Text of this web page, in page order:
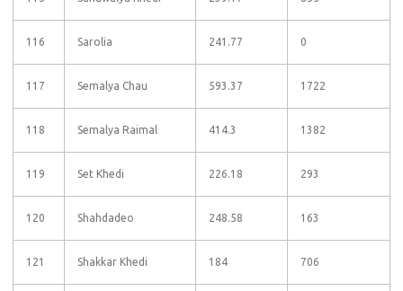
116 Sarolia 241.77 0
117 Semalya Chau 593.37 1722
118 Semalya Raimal 414.3 1382
119 Set Khedi 226.18 293
120 Shahdadeo 248.58 163
121 Shakkar Khedi 184 706